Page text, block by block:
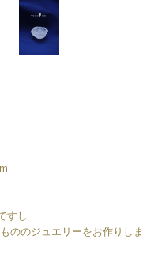
すし
ののジュエリーをお作りしま